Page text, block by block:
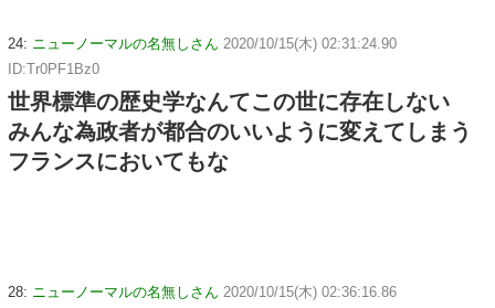
24: ニューノーマルの名無しさん 2020/10/15(木) 02:31:24.90
ID:Tr0PF1Bz0
世界標準の歴史学なんてこの世に存在しない
みんな為政者が都合のいいように変えてしまう
フランスにおいてもな
28: ニューノーマルの名無しさん 2020/10/15(木) 02:36:16.86